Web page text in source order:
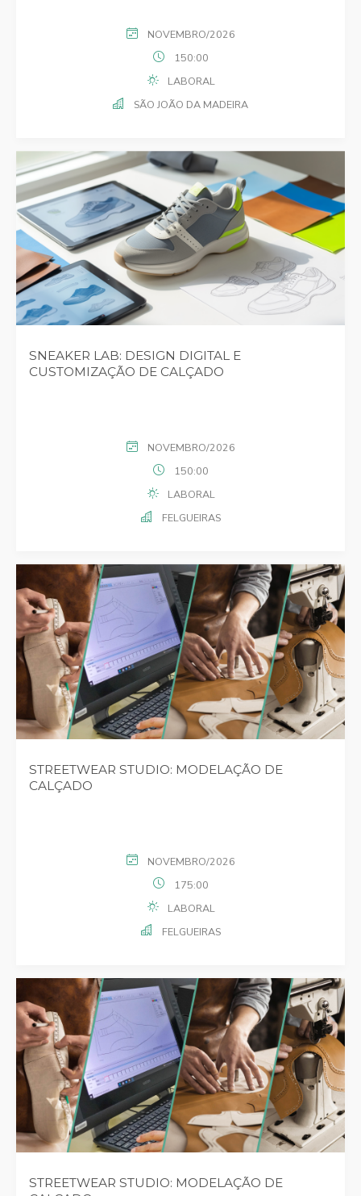
NOVEMBRO/2026
150:00
LABORAL
SÃO JOÃO DA MADEIRA
SNEAKER LAB: DESIGN DIGITAL E
CUSTOMIZAÇÃO DE CALÇADO
NOVEMBRO/2026
150:00
LABORAL
FELGUEIRAS
STREETWEAR STUDIO: MODELAÇÃO DE
CALÇADO
NOVEMBRO/2026
175:00
LABORAL
FELGUEIRAS
STREETWEAR STUDIO: MODELAÇÃO DE